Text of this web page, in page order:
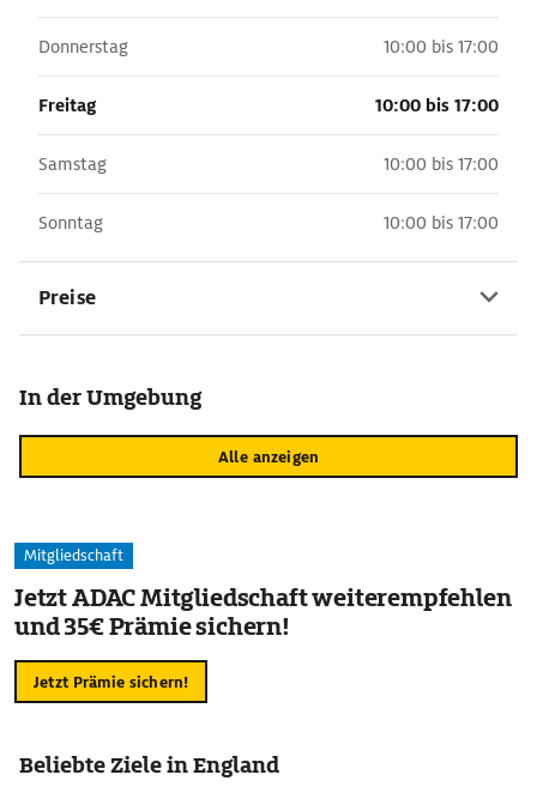
Donnerstag 10:00 bis 17:00
Freitag 10:00 bis 17:00
Samstag 10:00 bis 17:00
Sonntag 10:00 bis 17:00
Preise
In der Umgebung
Alle anzeigen
Mitgliedschaft
Jetzt ADAC Mitgliedschaft weiterempfehlen
und 35€ Prämie sichern!
Jetzt Prämie sichern!
Beliebte Ziele in England